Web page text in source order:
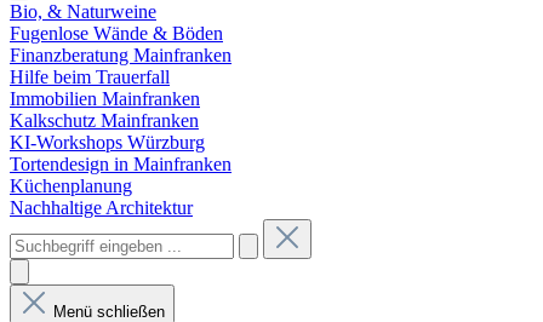
Bio, & Naturweine
Fugenlose Wände & Böden
Finanzberatung Mainfranken
Hilfe beim Trauerfall
Immobilien Mainfranken
Kalkschutz Mainfranken
KI-Workshops Würzburg
Tortendesign in Mainfranken
Küchenplanung
Nachhaltige Architektur
Menü schließen